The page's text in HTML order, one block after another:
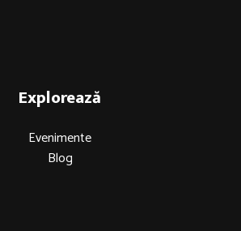
Explorează
Evenimente
Blog